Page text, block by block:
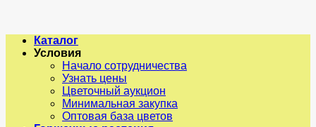
Каталог
Условия
Начало сотрудничества
Узнать цены
Цветочный аукцион
Минимальная закупка
Оптовая база цветов